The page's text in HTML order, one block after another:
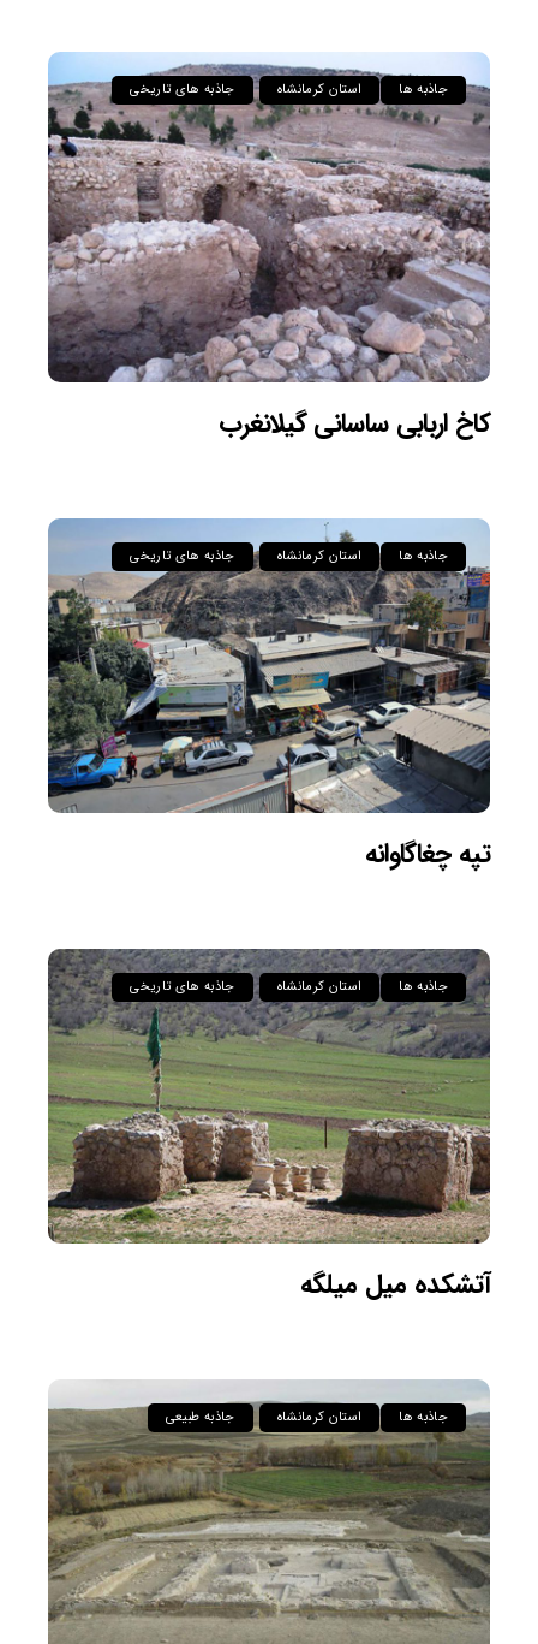
جاذبه ها استان کرمانشاه جاذبه های تاریخی
کاخ اربابی ساسانی گیلانغرب
جاذبه ها استان کرمانشاه جاذبه های تاریخی
تپه چغاگاوانه
جاذبه ها استان کرمانشاه جاذبه های تاریخی
آتشکده میل میلگه
جاذبه ها استان کرمانشاه جاذبه طبیعی